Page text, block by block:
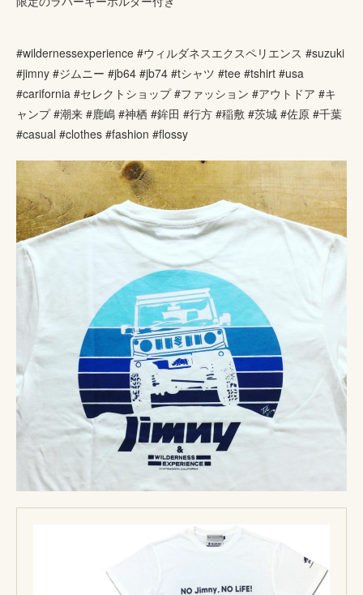
#wildernessexperience #ウィルダネスエクスペリエンス #suzuki
#jimny #ジムニー #jb64 #jb74 #tシャツ #tee #tshirt #usa
#carifornia #セレクトショップ #ファッション #アウトドア #キ
ャンプ #潮来 #鹿嶋 #神栖 #鉾田 #行方 #稲敷 #茨城 #佐原 #千葉
#casual #clothes #fashion #flossy